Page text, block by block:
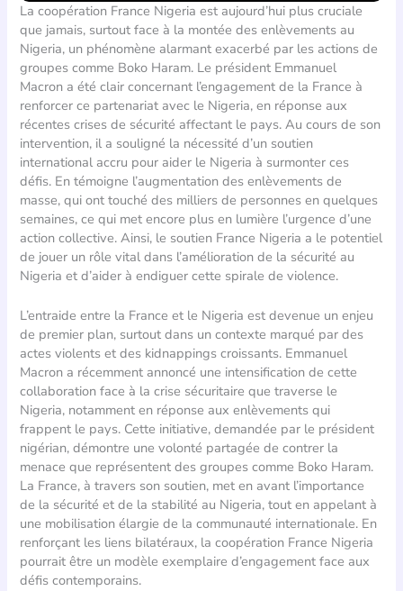
La coopération France Nigeria est aujourd’hui plus cruciale
que jamais, surtout face à la montée des enlèvements au
Nigeria, un phénomène alarmant exacerbé par les actions de
groupes comme Boko Haram. Le président Emmanuel
Macron a été clair concernant l’engagement de la France à
renforcer ce partenariat avec le Nigeria, en réponse aux
récentes crises de sécurité affectant le pays. Au cours de son
intervention, il a souligné la nécessité d’un soutien
international accru pour aider le Nigeria à surmonter ces
défis. En témoigne l’augmentation des enlèvements de
masse, qui ont touché des milliers de personnes en quelques
semaines, ce qui met encore plus en lumière l’urgence d’une
action collective. Ainsi, le soutien France Nigeria a le potentiel
de jouer un rôle vital dans l’amélioration de la sécurité au
Nigeria et d’aider à endiguer cette spirale de violence.
L’entraide entre la France et le Nigeria est devenue un enjeu
de premier plan, surtout dans un contexte marqué par des
actes violents et des kidnappings croissants. Emmanuel
Macron a récemment annoncé une intensification de cette
collaboration face à la crise sécuritaire que traverse le
Nigeria, notamment en réponse aux enlèvements qui
frappent le pays. Cette initiative, demandée par le président
nigérian, démontre une volonté partagée de contrer la
menace que représentent des groupes comme Boko Haram.
La France, à travers son soutien, met en avant l’importance
de la sécurité et de la stabilité au Nigeria, tout en appelant à
une mobilisation élargie de la communauté internationale. En
renforçant les liens bilatéraux, la coopération France Nigeria
pourrait être un modèle exemplaire d’engagement face aux
défis contemporains.